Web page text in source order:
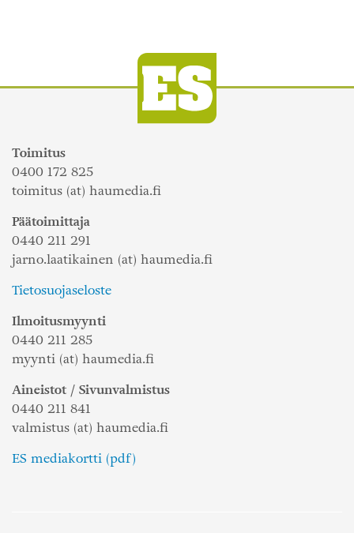
Toimitus
0400 172 825
toimitus (at) haumedia.fi
Päätoimittaja
0440 211 291
jarno.laatikainen (at) haumedia.fi
Tietosuojaseloste
Ilmoitusmyynti
0440 211 285
myynti (at) haumedia.fi
Aineistot / Sivunvalmistus
0440 211 841
valmistus (at) haumedia.fi
ES mediakortti (pdf)